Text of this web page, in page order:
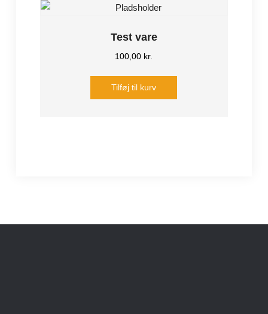
Test vare
100,00 kr.
Tilføj til kurv